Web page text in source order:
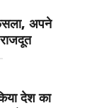
अपने
देश का